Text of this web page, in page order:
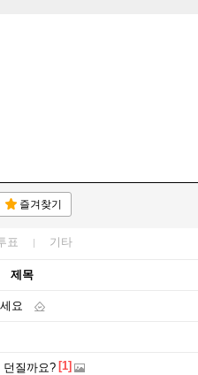
즐겨찾기
표 기타
제목
요
던질까요? [1]